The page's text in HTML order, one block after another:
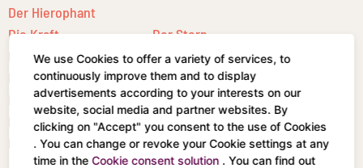
Der Hierophant
Die Kraft
Der Gehängte
Der Tod
Die Mäßigkeit
Der Teufel
Der Turm
Der Stern
Der Mond
Die Sonne
Das Gericht
Die Welt
We use Cookies to offer a variety of services, to
continuously improve them and to display
advertisements according to your interests on our
website, social media and partner websites. By
clicking on "Accept" you consent to the use of Cookies
. You can change or revoke your Cookie settings at any
time in theCookie consent solution . You can find out